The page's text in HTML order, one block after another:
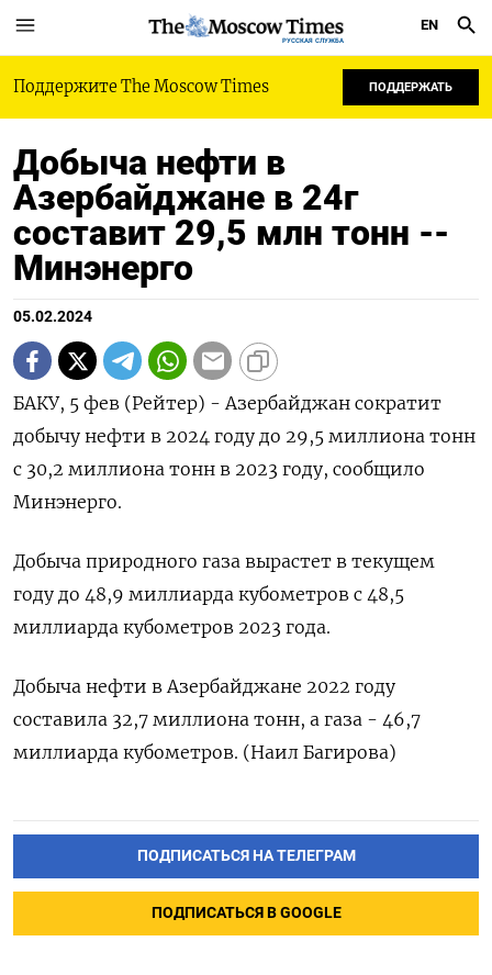
РУССКАЯ СЛУЖБА
EN
Поддержите The Moscow Times ПОДДЕРЖАТЬ
Добыча нефти в
Азербайджане в 24г
составит 29,5 млн тонн --
Минэнерго
05.02.2024
БАКУ, 5 фев (Рейтер) - Азербайджан сократит
добычу нефти в 2024 году до 29,5 миллиона тонн
с 30,2 миллиона тонн в 2023 году, сообщило
Минэнерго.
Добыча природного газа вырастет в текущем
году до 48,9 миллиарда кубометров с 48,5
миллиарда кубометров 2023 года.
Добыча нефти в Азербайджане 2022 году
составила 32,7 миллиона тонн, а газа - 46,7
миллиарда кубометров. (Наил Багирова)
ПОДПИСАТЬСЯ НА ТЕЛЕГРАМ
ПОДПИСАТЬСЯ В GOOGLE